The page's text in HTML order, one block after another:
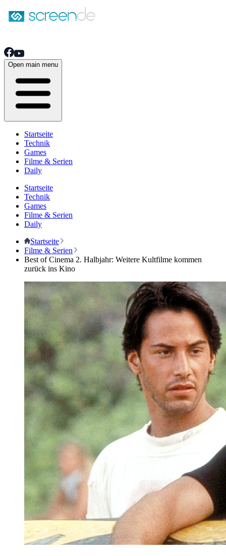
Open main menu
Startseite
Technik
Games
Filme & Serien
Daily
Startseite
Technik
Games
Filme & Serien
Daily
Startseite
Filme & Serien
Best of Cinema 2. Halbjahr: Weitere Kultfilme kommen
zurück ins Kino